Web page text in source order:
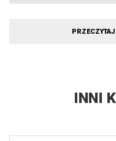
INNI